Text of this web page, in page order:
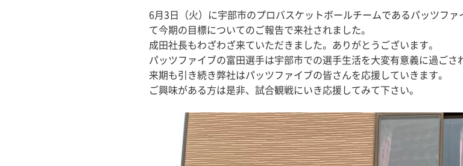
6月3日（火）に宇部市のプロバスケットボールチームであるパッツフ
て今期の目標についてのご報告で来社されました。
成田社長もわざわざ来ていただきました。ありがとうございます。
パッツファイブの富田選手は宇部市での選手生活を大変有意義に過ごさ
来期も引き続き弊社はパッツファイブの皆さんを応援していきます。
ご興味がある方は是非、試合観戦にいき応援してみて下さい。